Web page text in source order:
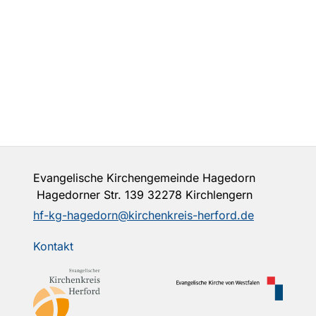
Evangelische Kirchengemeinde Hagedorn
Hagedorner Str. 139 32278 Kirchlengern
hf-kg-hagedorn@kirchenkreis-herford.de
Kontakt